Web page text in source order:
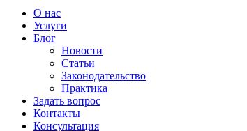
О нас
Услуги
Блог
Новости
Статьи
Законодательство
Практика
Задать вопрос
Контакты
Консультация